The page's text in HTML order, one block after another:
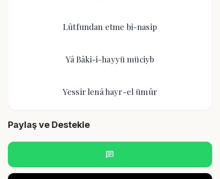
Lûtfundan etme bi-nasip
Yâ Bâki-i-hayyü müciyb
Yessir lenâ hayr-el ümûr
Paylaş ve Destekle
chat